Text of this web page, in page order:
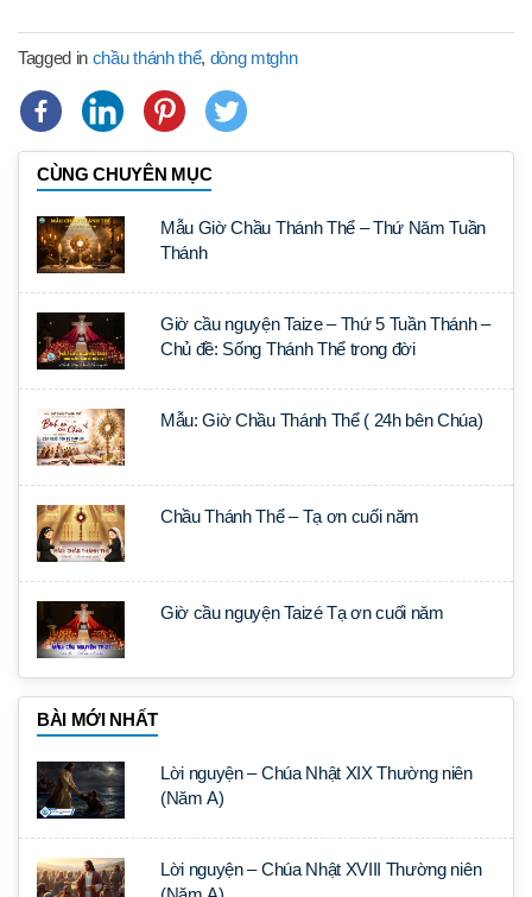
Tagged in chầu thánh thể, dòng mtghn
CÙNG CHUYÊN MỤC
Mẫu Giờ Chầu Thánh Thể – Thứ Năm Tuần
Thánh
Giờ cầu nguyện Taize – Thứ 5 Tuần Thánh –
Chủ đề: Sống Thánh Thể trong đời
Mẫu: Giờ Chầu Thánh Thể ( 24h bên Chúa)
Chầu Thánh Thể – Tạ ơn cuối năm
Giờ cầu nguyện Taizé Tạ ơn cuối năm
BÀI MỚI NHẤT
Lời nguyện – Chúa Nhật XIX Thường niên
(Năm A)
Lời nguyện – Chúa Nhật XVIII Thường niên